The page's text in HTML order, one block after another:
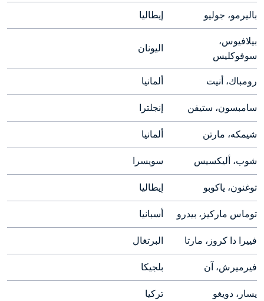
باليرمو، جوليو إيطاليا
سوفوكليس
اليونان
رومباك، أنيت ألمانيا
سامبسون، ستيفن إنجلترا
شيمكه، مارتن ألمانيا
شوب، أليكسيس سويسرا
توغنون، ياكوبو إيطاليا
توماس ماركيز، بيدرو أسبانيا
فييرا دا كروز، مارتا البرتغال
فيرميرش، آن بلجيكا
يسار، دويغو تركيا